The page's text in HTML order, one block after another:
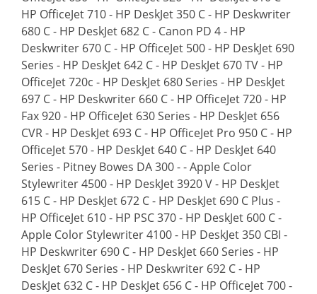
HP OfficeJet 710 - HP DeskJet 350 C - HP Deskwriter
680 C - HP DeskJet 682 C - Canon PD 4 - HP
Deskwriter 670 C - HP OfficeJet 500 - HP DeskJet 690
Series - HP DeskJet 642 C - HP DeskJet 670 TV - HP
OfficeJet 720c - HP DeskJet 680 Series - HP DeskJet
697 C - HP Deskwriter 660 C - HP OfficeJet 720 - HP
Fax 920 - HP OfficeJet 630 Series - HP DeskJet 656
CVR - HP DeskJet 693 C - HP OfficeJet Pro 950 C - HP
OfficeJet 570 - HP DeskJet 640 C - HP DeskJet 640
Series - Pitney Bowes DA 300 - - Apple Color
Stylewriter 4500 - HP DeskJet 3920 V - HP DeskJet
615 C - HP DeskJet 672 C - HP DeskJet 690 C Plus -
HP OfficeJet 610 - HP PSC 370 - HP DeskJet 600 C -
Apple Color Stylewriter 4100 - HP DeskJet 350 CBI -
HP Deskwriter 690 C - HP DeskJet 660 Series - HP
DeskJet 670 Series - HP Deskwriter 692 C - HP
DeskJet 632 C - HP DeskJet 656 C - HP OfficeJet 700 -